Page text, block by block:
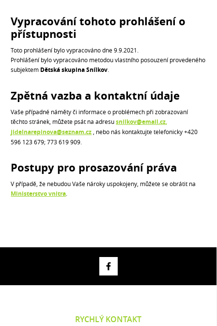
Vypracování tohoto prohlášení o
přístupnosti
Toto prohlášení bylo vypracováno dne 9.9.2021.
Prohlášení bylo vypracováno metodou vlastního posouzení provedeného
subjektem Dětská skupina Snílkov
Zpětná vazba a kontaktní údaje
Vaše případné náměty či informace o problémech při zobrazovaní
těchto stránek, můžete psát na adresusnilkov@email.cz,
jidelnarepinova@seznam.cz , nebo nás kontaktujte telefonicky +420
596 123 679; 773 619 909.
Postupy pro prosazování práva
V případě, že nebudou Vaše nároky uspokojeny, můžete se obrátit na
Ministerstvo vnitra
RYCHLÝ KONTAKT